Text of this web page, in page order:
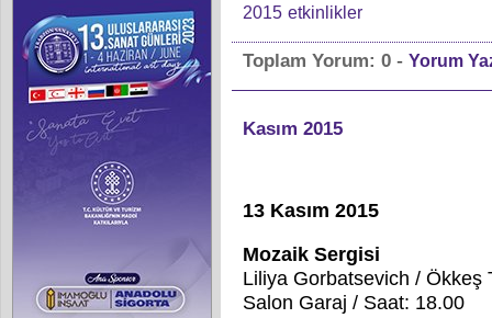
2015 etkinlikler
Toplam Yorum: 0- Yorum
Kasım 2015
13 Kasım 2015
Mozaik Sergisi
Liliya Gorbatsevich / Ökkeş
Salon Garaj / Saat: 18.00